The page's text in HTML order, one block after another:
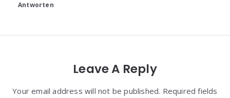
Antworten
Leave A Reply
Your email address will not be published. Required fields